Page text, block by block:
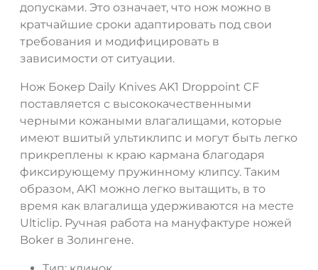
допусками. Это означает, что нож можно в
кратчайшие сроки адаптировать под свои
требования и модифицировать в
зависимости от ситуации.
Нож Бокер Daily Knives AK1 Droppoint CF
поставляется с высококачественными
черными кожаными влагалищами, которые
имеют вшитый ультиклипс и могут быть легко
прикреплены к краю кармана благодаря
фиксирующему пружинному клипсу. Таким
образом, AK1 можно легко вытащить, в то
время как влагалища удерживаются на месте
Ulticlip. Ручная работа на мануфактуре ножей
Boker в Золингене.